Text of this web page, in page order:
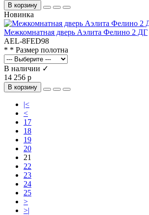
В корзину
Новинка
Межкомнатная дверь Аэлита Фелино 2 ДГ
AEL-8FED98
* * Размер полотна
В наличии ✓
14 256 р
В корзину
|<
<
17
18
19
20
21
22
23
24
25
>
>|